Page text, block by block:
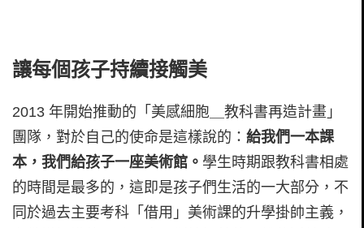
讓每個孩子持續接觸美
2013 年開始推動的「美感細胞＿教科書再造計畫」
團隊，對於自己的使命是這樣說的： 給我們一本課
本，我們給孩子一座美術館。 學生時期跟教科書相處
的時間是最多的，這即是孩子們生活的一大部分，不
同於過去主要考科「借用」美術課的升學掛帥主義，